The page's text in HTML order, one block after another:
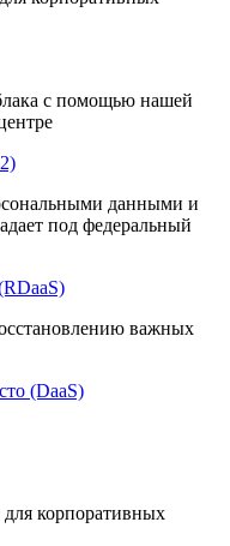
с помощью нашей
данными и
под федеральный
важных
(DaaS)
корпоративных